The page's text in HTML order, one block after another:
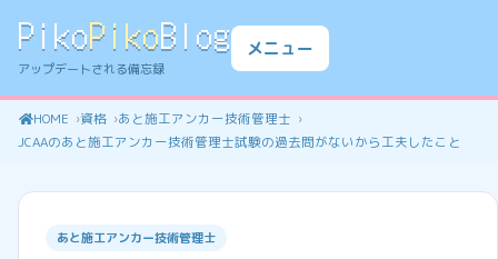
PikoPikoBlog
アップデートされる備忘録
メニュー
HOME 資格
あと施工アンカー技術管理士
JCAAのあと施工アンカー技術管理士試験の過去問がないから工夫したこと
あと施工アンカー技術管理士